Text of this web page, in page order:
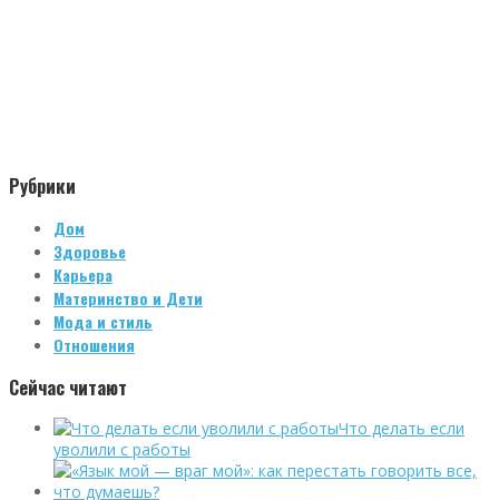
Рубрики
Дом
Здоровье
Карьера
Материнство и Дети
Мода и стиль
Отношения
Сейчас читают
Что делать если
уволили с работы